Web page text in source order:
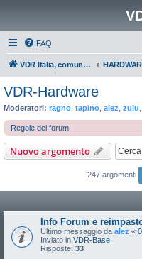
FAQ
VDR Italia, comunità italiana utilizzatori VDR
VDR-Hardware
Moderatori: ragno tapino alez zulu
Regole del forum
Nuovo argomento
247 argomenti
Info Forum e
Ultimo messaggio da alez «
Inviato in VDR-Base
Risposte: 33